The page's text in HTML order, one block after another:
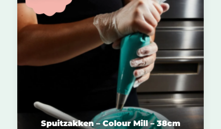
Spuitzakken – Colour Mill – 38cm